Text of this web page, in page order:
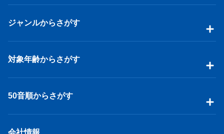
ジャンルからさがす
対象年齢からさがす
50音順からさがす
会社情報